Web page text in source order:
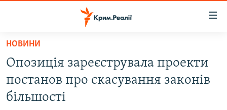
Перейти
основного
матеріалу
Перейти
до
ВОДА.КРИМ
ВІДЕО ТА ФОТО
НОВИНИ
Опозиція зареєструвала проекти
постанов про скасування законів
більшості